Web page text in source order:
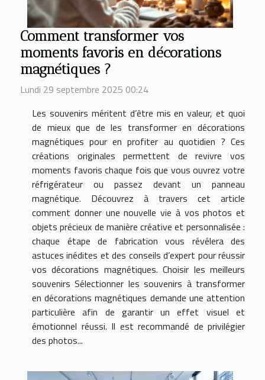
Comment transformer vos
moments favoris en décorations
magnétiques ?
Lundi 29 septembre 2025 00:24
Les souvenirs méritent d’être mis en valeur, et quoi
de mieux que de les transformer en décorations
magnétiques pour en profiter au quotidien ? Ces
créations originales permettent de revivre vos
moments favoris chaque fois que vous ouvrez votre
réfrigérateur ou passez devant un panneau
magnétique. Découvrez à travers cet article
comment donner une nouvelle vie à vos photos et
objets précieux de manière créative et personnalisée :
chaque étape de fabrication vous révélera des
astuces inédites et des conseils d’expert pour réussir
vos décorations magnétiques. Choisir les meilleurs
souvenirs Sélectionner les souvenirs à transformer
en décorations magnétiques demande une attention
particulière afin de garantir un effet visuel et
émotionnel réussi. Il est recommandé de privilégier
des photos...